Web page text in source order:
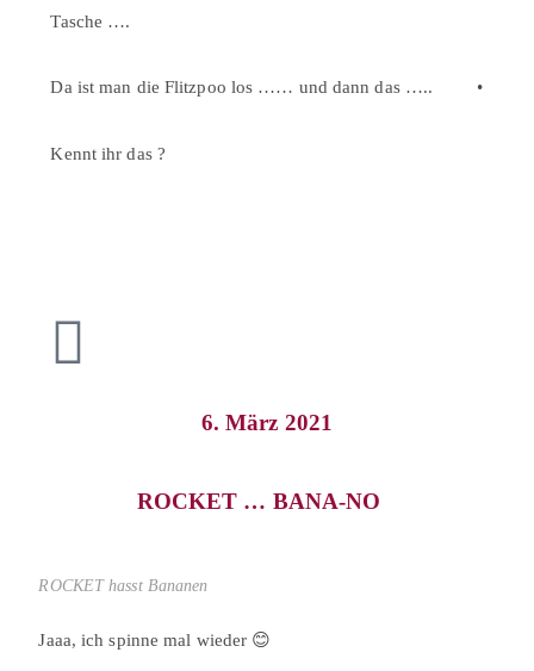
Tasche ….
Da ist man die Flitzpoo los …… und dann das …..
•
Kennt ihr das ?⠀
6. März 2021
ROCKET … BANA-NO⠀
ROCKET hasst Bananen
Jaaa, ich spinne mal wieder 😊⠀